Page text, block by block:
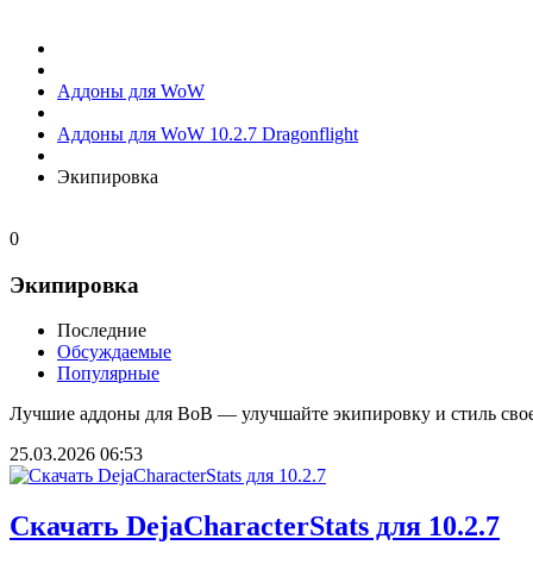
Аддоны для WoW
Аддоны для WoW 10.2.7 Dragonflight
Экипировка
0
Экипировка
Последние
Обсуждаемые
Популярные
Лучшие аддоны для ВоВ — улучшайте экипировку и стиль
25.03.2026 06:53
Скачать DejaCharacterStats для 10.2.7